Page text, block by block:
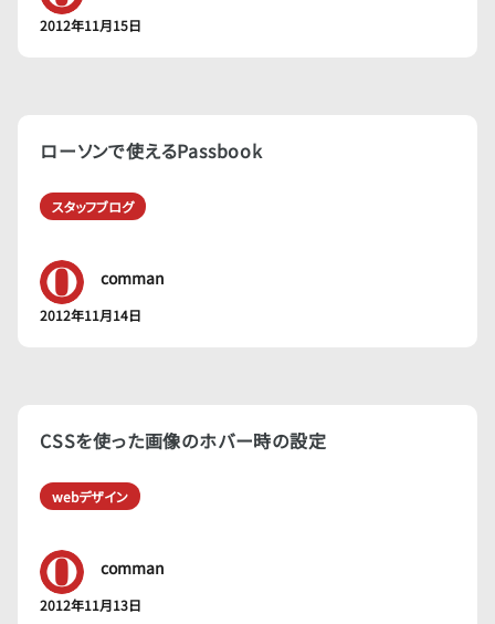
2012年11月15日
ローソンで使えるPassbook
スタッフブログ
comman
2012年11月14日
CSSを使った画像のホバー時の設定
webデザイン
comman
2012年11月13日